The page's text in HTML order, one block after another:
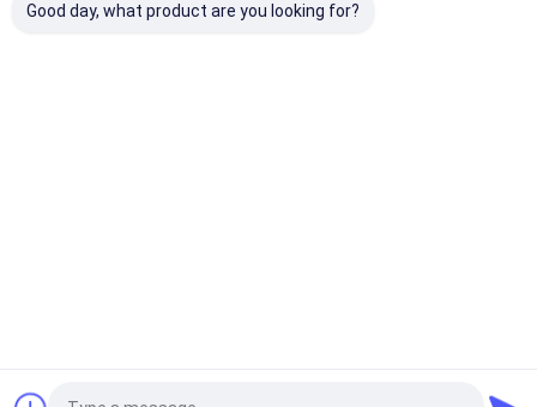
Runsheng Packing Industry Co.,Ltd. All Rights Reserved.
Good day, what product are you looking for?